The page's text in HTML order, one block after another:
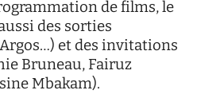
de films, le
des sorties
et des invitations
Bruneau, Fairuz
Mbakam).